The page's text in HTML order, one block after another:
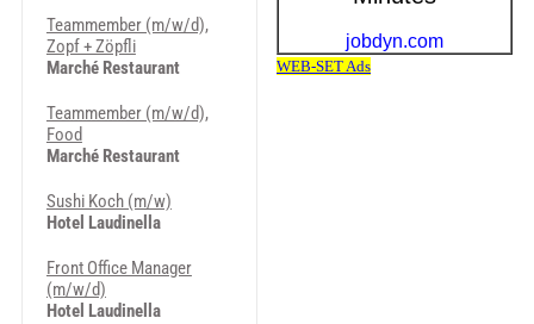
Teammember (m/w/d),
Zopf + Zöpfli
Marché Restaurant
Teammember (m/w/d),
Food
Marché Restaurant
Sushi Koch (m/w)
Hotel Laudinella
Front Office Manager
(m/w/d)
Hotel Laudinella